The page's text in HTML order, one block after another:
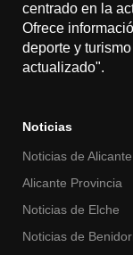
centrado en la
Ofrece
deporte y
actualizado".
Noticias
Noticias de Alicante
Alicante Provincia
Noticias de Elche
Noticias de